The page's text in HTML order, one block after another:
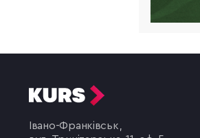
Івано-Франківськ,